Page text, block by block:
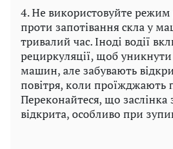
4. Не використовуйте режим
проти запотівання скла у
тривалий час. Іноді водії
рециркуляції, щоб уникнути
машин, але забувають
повітря, коли проїжджають
Переконайтеся, що заслінка
відкрита, особливо при